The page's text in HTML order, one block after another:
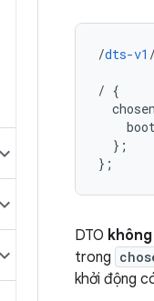
/dts-v1
/ {
chosen
} ;
} ;
DTO
trong
khởi động